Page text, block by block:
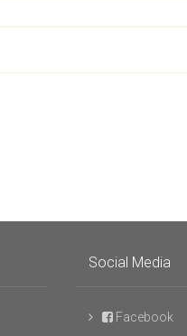
Social Media
Facebook